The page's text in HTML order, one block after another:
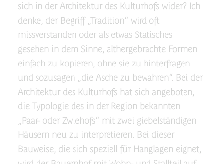
sich in der Architektur des Kulturhofs wider? Ich
denke, der Begriff „Tradition“ wird oft
missverstanden oder als etwas Statisches
gesehen in dem Sinne, althergebrachte Formen
einfach zu kopieren, ohne sie zu hinterfragen
und sozusagen „die Asche zu bewahren“. Bei der
Architektur des Kulturhofs hat sich angeboten,
die Typologie des in der Region bekannten
„Paar- oder Zwiehofs“ mit zwei giebelständigen
Häusern neu zu interpretieren. Bei dieser
Bauweise, die sich speziell für Hanglagen eignet,